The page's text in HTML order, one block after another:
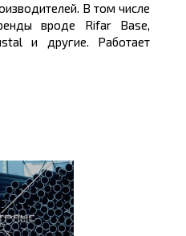
В том числе
вроде Rifar Base,
и другие. Работает